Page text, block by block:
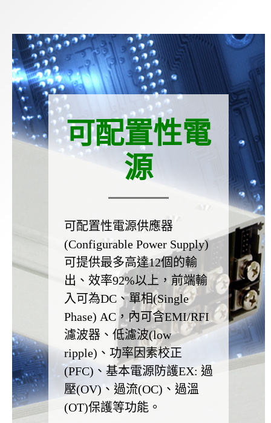
可配置性電
源
可配置性電源供應器
(Configurable Power Supply)
可提供最多高達12個的輸
出、效率92%以上，前端輸
入可為DC、單相(Single
Phase) AC，內可含EMI/RFI
濾波器、低濾波(low
ripple)、功率因素校正
(PFC)、基本電源防護EX: 過
壓(OV)、過流(OC)、過溫
(OT)保護等功能。